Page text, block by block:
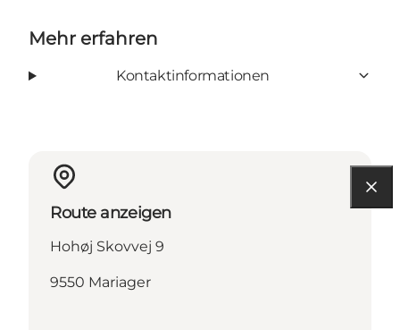
Mehr erfahren
Kontaktinformationen
Route anzeigen
Hohøj Skovvej 9
9550 Mariager